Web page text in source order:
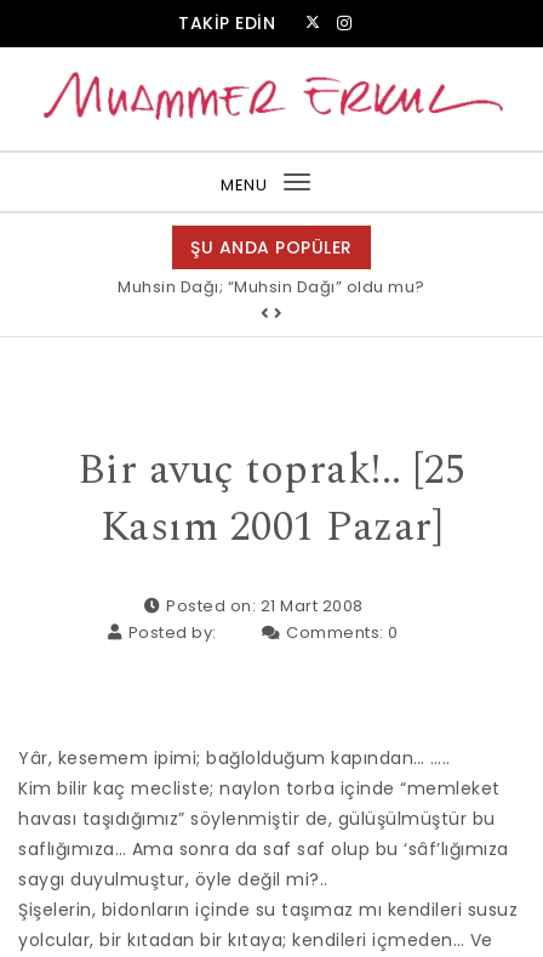
TAKİP EDİN
MENU
Toggle
navigation
ŞU ANDA POPÜLER
Muhsin Dağı; “Muhsin Dağı” oldu mu?
Bir avuç toprak!.. [25
Kasım 2001 Pazar]
Posted on: 21 Mart 2008
Posted by:
Comments:0
Yâr, kesemem ipimi; bağlolduğum kapından… …..
Kim bilir kaç mecliste; naylon torba içinde “memleket
havası taşıdığımız” söylenmiştir de, gülüşülmüştür bu
saflığımıza… Ama sonra da saf saf olup bu ‘sâf’lığımıza
saygı duyulmuştur, öyle değil mi?..
Şişelerin, bidonların içinde su taşımaz mı kendileri susuz
yolcular, bir kıtadan bir kıtaya; kendileri içmeden… Ve